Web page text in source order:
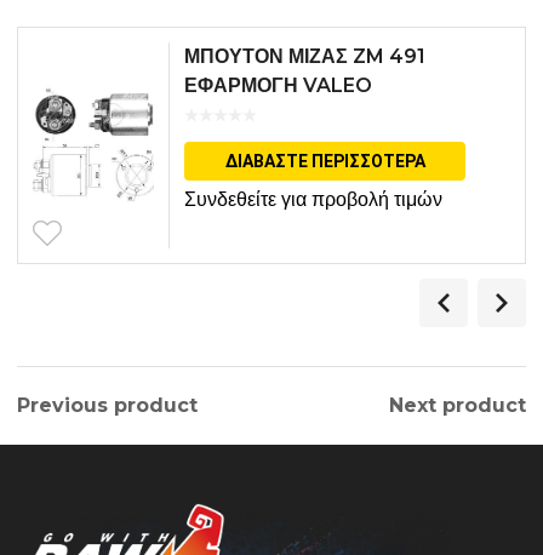
ΜΠΟΥΤΟΝ ΜΙΖΑΣ ZM 491
ΕΦΑΡΜΟΓΗ VALEO
ΔΙΑΒΆΣΤΕ ΠΕΡΙΣΣΌΤΕΡΑ
Συνδεθείτε για προβολή τιμών
Previous product Next product